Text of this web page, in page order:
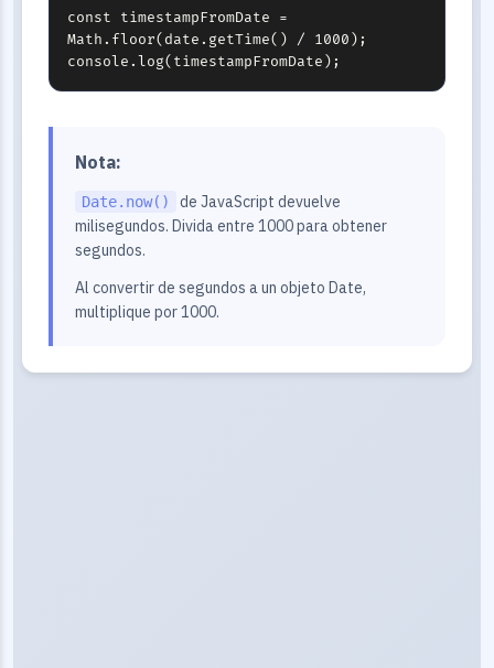
const timestampFromDate =
Math.floor(date.getTime() / 1000);
console.log(timestampFromDate);
Nota:
Date.now()
de JavaScript devuelve
milisegundos. Divida entre 1000 para obtener
segundos.
Al convertir de segundos a un objeto Date,
multiplique por 1000.